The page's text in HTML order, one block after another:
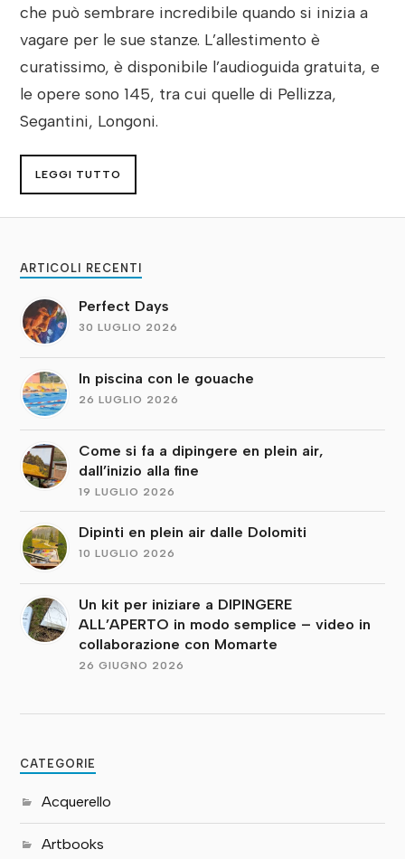
che può sembrare incredibile quando si inizia a
vagare per le sue stanze. L’allestimento è
curatissimo, è disponibile l’audioguida gratuita, e
le opere sono 145, tra cui quelle di Pellizza,
Segantini, Longoni.
LEGGI TUTTO
ARTICOLI RECENTI
Perfect Days
30 LUGLIO 2026
In piscina con le gouache
26 LUGLIO 2026
Come si fa a dipingere en plein air,
dall’inizio alla fine
19 LUGLIO 2026
Dipinti en plein air dalle Dolomiti
10 LUGLIO 2026
Un kit per iniziare a DIPINGERE
ALL’APERTO in modo semplice – video in
collaborazione con Momarte
26 GIUGNO 2026
CATEGORIE
Acquerello
Artbooks